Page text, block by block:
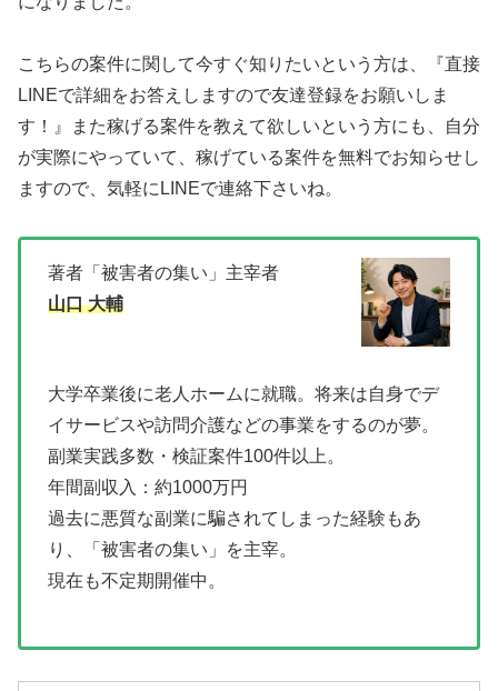
こちらの案件に関して今すぐ知りたいという方は、
『直接
LINEで詳細をお答えしますので友達登録をお願いしま
す！』
また稼げる案件を教えて欲しいという方にも、自分
が実際にやっていて、稼げている案件を無料でお知らせし
ますので、気軽にLINEで連絡下さいね。
著者「被害者の集い」主宰者
山口 大輔
大学卒業後に老人ホームに就職。将来は自身でデ
イサービスや訪問介護などの事業をするのが夢。
副業実践多数・検証案件100件以上。
年間副収入：約1000万円
過去に悪質な副業に騙されてしまった経験もあ
り、「被害者の集い」を主宰。
現在も不定期開催中。